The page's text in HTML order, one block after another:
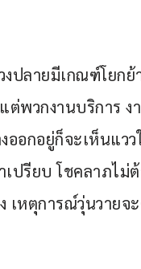
ปลายมีเกณฑ์โยก
ต่พวกงานบริการ
อกอยู่ก็จะเห็นแวว
ปรียบ โชคลาภไม่
เหตุการณ์วุ่นวาย